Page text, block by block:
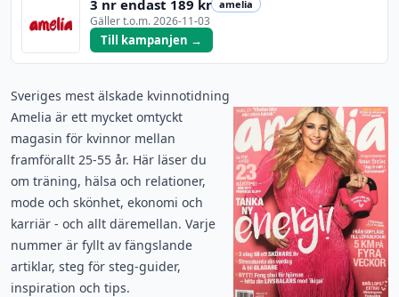
3 nr endast 189 kr amelia
Gäller t.o.m.2026-11-03
Till kampanjen →
Sveriges mest älskade kvinnotidning
Amelia är ett mycket omtyckt
magasin för kvinnor mellan
framförallt 25-55 år. Här läser du
om träning, hälsa och relationer,
mode och skönhet, ekonomi och
karriär - och allt däremellan. Varje
nummer är fyllt av fängslande
artiklar, steg för steg-guider,
inspiration och tips.